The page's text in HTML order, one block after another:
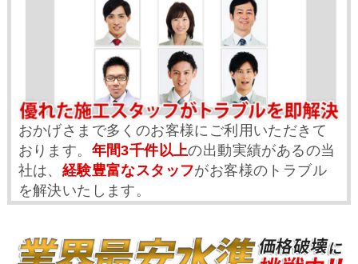
おかげさまで多くのお客様にご利用いただきて
おります。 年間3千件以上の出動実績があるの当
社は、 経験豊富なスタッフがお客様のトラブル
を解決いたします。